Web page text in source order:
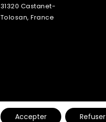
31320 Castanet-
Tolosan, France
Accepter Refuser